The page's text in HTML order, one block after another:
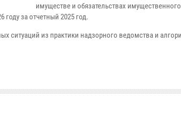
имуществе и обязательствах
за отчетный 2025 год.
ситуаций из практики надзорного ведомства и